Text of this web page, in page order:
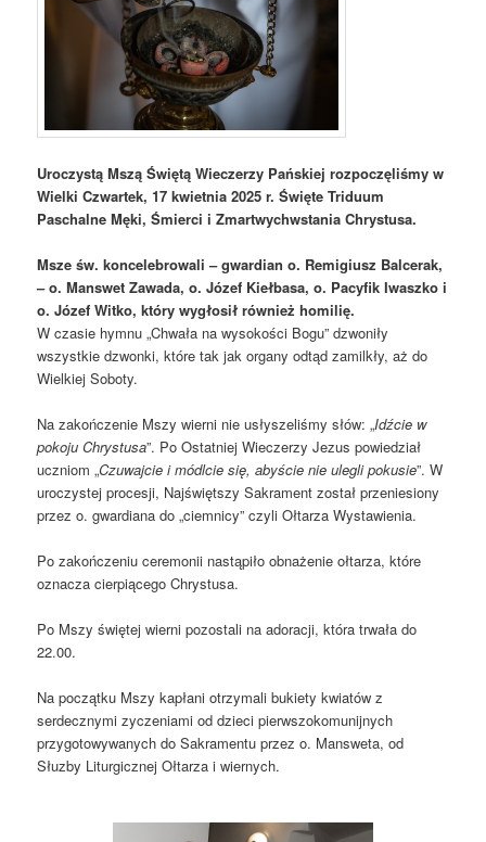
Uroczystą Mszą Świętą Wieczerzy Pańskiej rozpoczęliśmy w
Wielki Czwartek, 17 kwietnia 2025 r. Święte Triduum
Paschalne Męki, Śmierci i Zmartwychwstania Chrystusa.
Msze św. koncelebrowali – gwardian o. Remigiusz Balcerak,
– o. Manswet Zawada, o. Józef Kiełbasa, o. Pacyfik Iwaszko i
o. Józef Witko, który wygłosił również homilię.
W czasie hymnu „Chwała na wysokości Bogu” dzwoniły
wszystkie dzwonki, które tak jak organy odtąd zamilkły, aż do
Wielkiej Soboty.
Na zakończenie Mszy wierni nie usłyszeliśmy słów: „Idźcie w
pokoju Chrystusa”. Po Ostatniej Wieczerzy Jezus powiedział
uczniom „Czuwajcie i módlcie się, abyście nie ulegli pokusie”. W
uroczystej procesji, Najświętszy Sakrament został przeniesiony
przez o. gwardiana do „ciemnicy” czyli Ołtarza Wystawienia.
Po zakończeniu ceremonii nastąpiło obnażenie ołtarza, które
oznacza cierpiącego Chrystusa.
Po Mszy świętej wierni pozostali na adoracji, która trwała do
22.00.
Na początku Mszy kapłani otrzymali bukiety kwiatów z
serdecznymi zyczeniami od dzieci pierwszokomunijnych
przygotowywanych do Sakramentu przez o. Mansweta, od
Słuzby Liturgicznej Ołtarza i wiernych.